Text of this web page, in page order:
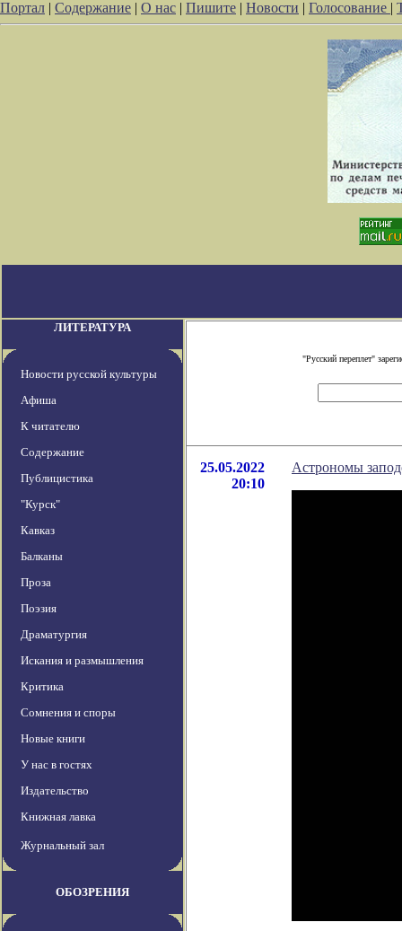
Портал | Содержание | О нас | Пишите | Новости | Голосование |
ЛИТЕРАТУРА
Новости русской культуры
Афиша
К читателю
Содержание
Публицистика
"Курск"
Кавказ
Балканы
Проза
Поэзия
Драматургия
Искания и размышления
Критика
Сомнения и споры
Новые книги
У нас в гостях
Издательство
Книжная лавка
Журнальный зал
ОБОЗРЕНИЯ
"Русский переплет"
25.05.2022
20:10
Астрономы